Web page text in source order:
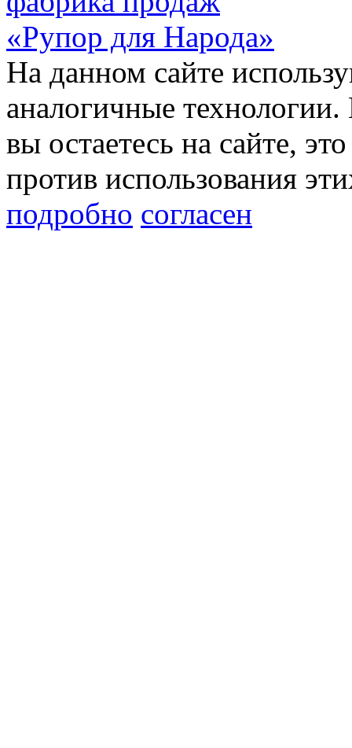
«Рупор для Народа»
На данном сайте
аналогичные
вы остаетесь на сайте,
против использования
подробно согласен